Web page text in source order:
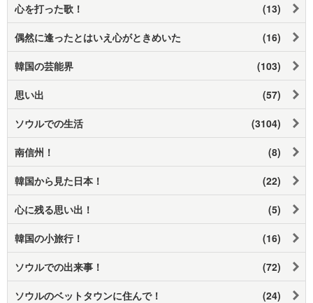
心を打った歌！ (13)
偶然に逢ったとはいえ心がときめいた (16)
韓国の芸能界 (103)
思い出 (57)
ソウルでの生活 (3104)
南信州！ (8)
韓国から見た日本！ (22)
心に残る思い出！ (5)
韓国の小旅行！ (16)
ソウルでの出来事！ (72)
ソウルのベットタウンに住んで！ (24)